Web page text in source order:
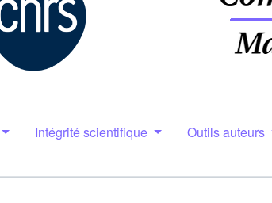
Intégrité scientifique Outils auteurs